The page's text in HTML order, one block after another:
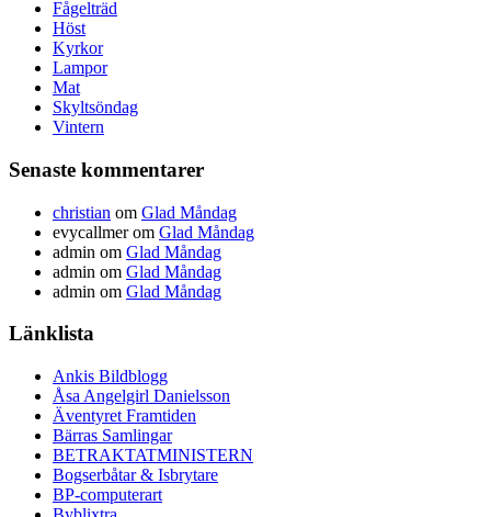
Fågelträd
Höst
Kyrkor
Lampor
Mat
Skyltsöndag
Vintern
Senaste kommentarer
christian om Glad Måndag
evycallmerom Glad Måndag
admin om Glad Måndag
admin om Glad Måndag
admin om Glad Måndag
Länklista
Ankis Bildblogg
Åsa Angelgirl Danielsson
Äventyret Framtiden
Bärras Samlingar
BETRAKTATMINISTERN
Bogserbåtar & Isbrytare
BP-computerart